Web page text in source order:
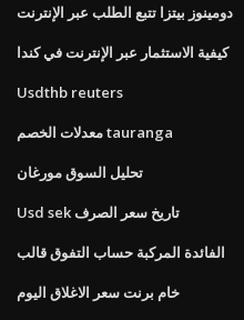
دومينوز بيتزا تتبع الطلب عبر الإنترنت
كيفية الاستثمار عبر الإنترنت في كندا
Usdthb reuters
معدلات الخصم tauranga
تحليل السوق مورغان
Usd sek تاريخ سعر الصرف
الفائدة المركبة حساب التفوق قالب
خام برنت سعر الاغلاق اليوم